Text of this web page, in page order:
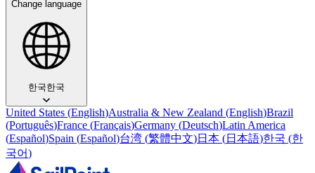
Change language
한국한국
United States (English)Australia & New Zealand (English)Brazil
(Português)France (Français)Germany (Deutsch)Latin America
(Español)Spain (Español)台湾 (繁體中文)日本 (日本語)한국 (한
국어)